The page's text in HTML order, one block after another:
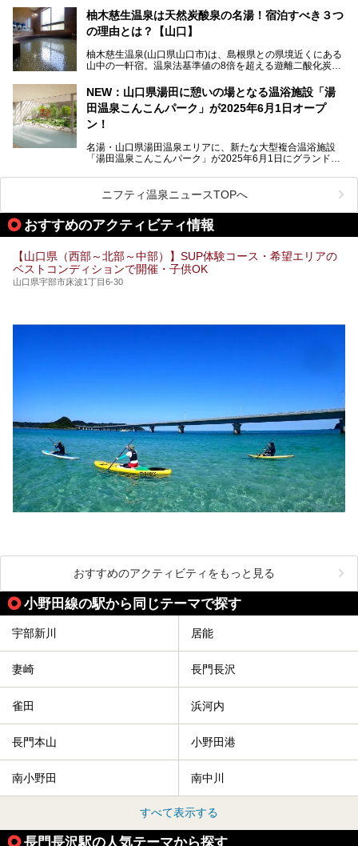
湯田温泉では、瑠璃光寺五重塔などの観光スポット、「そば
寿司」などのグルメスポット、なかには「女将劇場」なんて
一風変わった催しを実施している旅館もあり、観光を満喫で
この記事では、湯田温泉の魅力を味わえる宿泊施設や日帰り
ス方法も紹介します！
柚木慈生温泉は天然炭酸泉の名湯！宿泊すべき３つ
の理由とは？【山口】
柚木慈生温泉(山口県山口市)は、島根県との県境近くにある
山中の一軒宿。温泉法基準値の8倍を超える遊離二酸化炭素
親しまれています。
日帰り入浴も可能ですが、その真価を存分に満喫するならば
宿泊がベスト。今回は、知られざるその理由を詳細解説。温
泉ファンなら一度は行ってみたい炭酸泉の名湯を、存分にご
紹介します！
NEW：山口県湯田に憩いの場となる温浴施設「湯
田温泉こんこんパーク」が2025年6月1日オープ
ン！
名湯・山口県湯田温泉エリアに、新たな大型複合温浴施設
「湯田温泉こんこんパーク」が2025年6月1日にグランドオ
総工費はなんと約42億円。温泉だけでなく、交流できる施
設として整備され、まさに“温泉のテーマパーク”のようなス
ポットです。今回は、その魅力を3つの注目ポイントに分け
てご紹介します。
ニフティ温泉ニュースTOPへ
おすすめのアクティビティ情報
【山口県（西部～北部～中部）】SUP体験コース・希望エリアの
ベストコンディションで開催・子供OK
山口県宇部市床波1丁目6-30
おすすめのアクティビティをもっと見る
小野田線の駅から同じテーマで探す
宇部新川 居能
妻崎 長門長沢
雀田 浜河内
長門本山 小野田港
南小野田 南中川
すべて表示する
長門長沢駅の人気テーマから探す